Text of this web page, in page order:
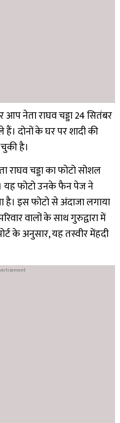
आप नेता राघव चड्डा 24 सितंबर
दोनों के घर पर शादी की
है।
चड्डा का फोटो सोशल
यह फोटो उनके फैन पेज ने
है। इस फोटो से अंदाजा लगाया
वालों के साथ गुरुद्वारा में
के अनुसार, यह तस्वीर मेंहदी